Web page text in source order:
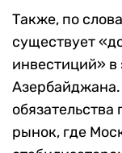
Также, по
существует
инвестиций»
Азербайджана.
рынок, где